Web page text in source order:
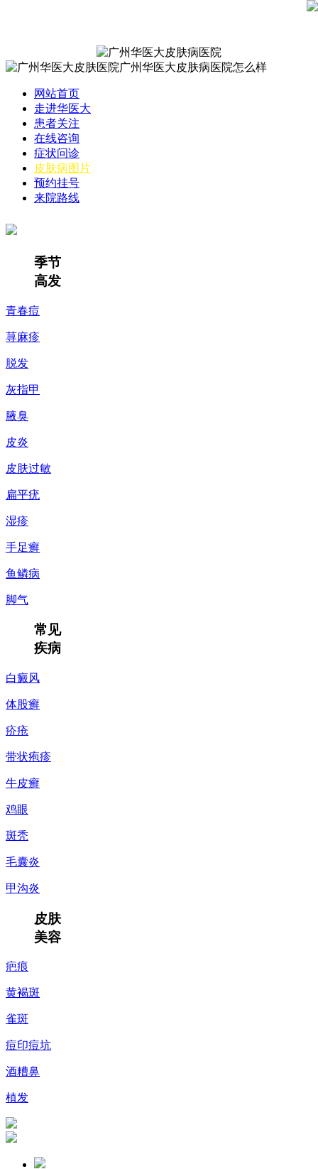
网站首页
走进华医大
患者关注
在线咨询
症状问诊
皮肤病图片
预约挂号
来院路线
季节
高发
青春痘
荨麻疹
脱发
灰指甲
腋臭
皮炎
皮肤过敏
扁平疣
湿疹
手足癣
鱼鳞病
脚气
常见
疾病
白癜风
体股癣
疥疮
带状疱疹
牛皮癣
鸡眼
斑秃
毛囊炎
甲沟炎
皮肤
美容
疤痕
黄褐斑
雀斑
痘印痘坑
酒糟鼻
植发